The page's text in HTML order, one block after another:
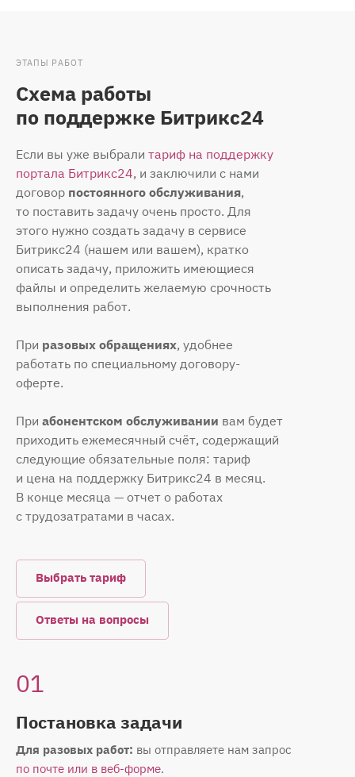
ЭТАПЫ РАБОТ
Схема работы
по поддержке Битрикс24
Если вы уже выбрали тариф на поддержку
портала Битрикс24, и заключили с нами
договор постоянного обслуживания,
то поставить задачу очень просто. Для
этого нужно создать задачу в сервисе
Битрикс24 (нашем или вашем), кратко
описать задачу, приложить имеющиеся
файлы и определить желаемую срочность
выполнения работ.
При разовых обращениях, удобнее
работать по специальному договору-
оферте.
При абонентском обслуживании вам будет
приходить ежемесячный счёт, содержащий
следующие обязательные поля: тариф
и цена на поддержку Битрикс24 в месяц.
В конце месяца — отчет о работах
с трудозатратами в часах.
Выбрать тариф
Ответы на вопросы
01
Постановка задачи
Для разовых работ: вы отправляете нам запрос
по почте или в веб-форме.